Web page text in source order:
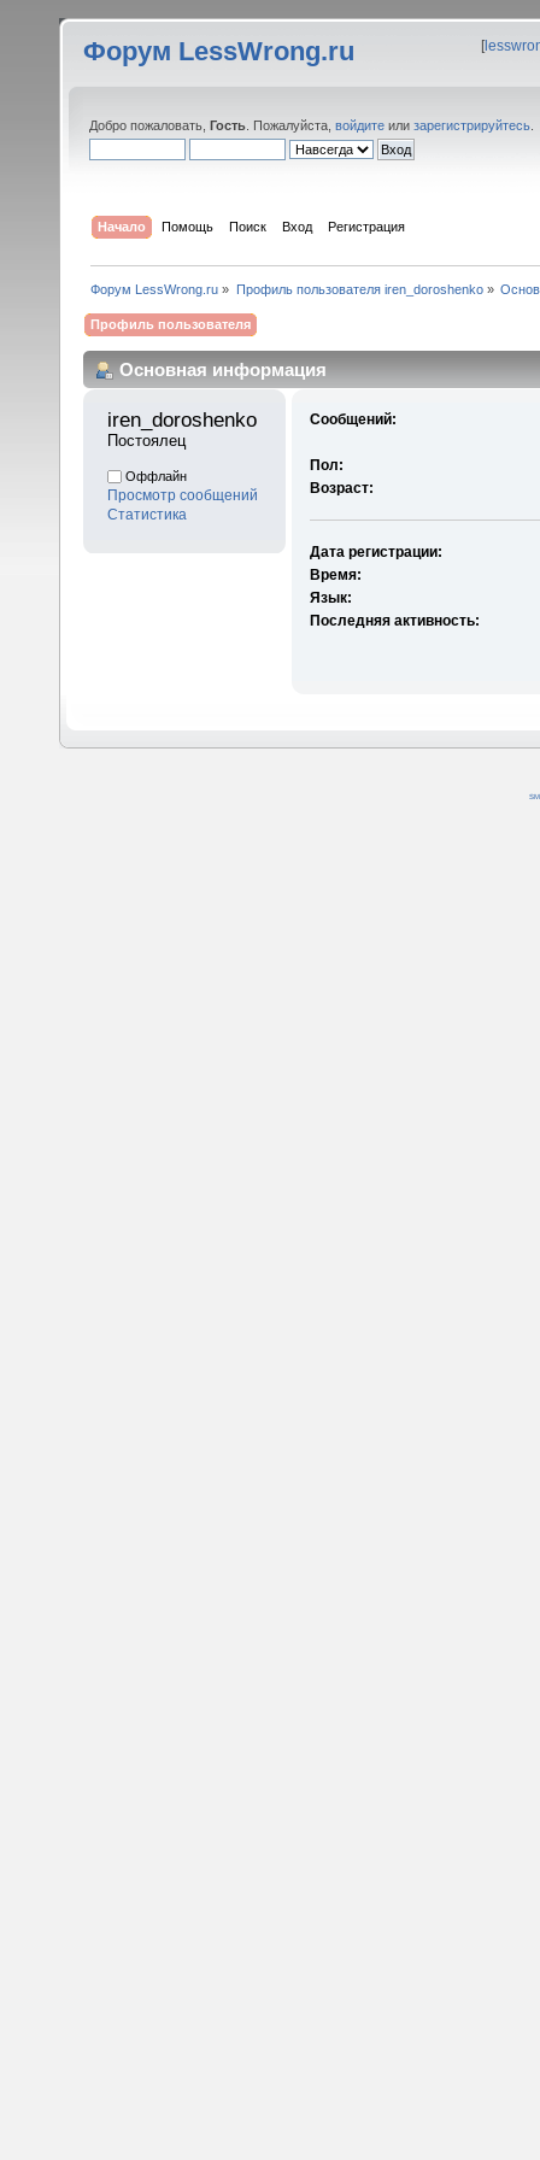
Форум LessWrong.ru [
Добро пожаловать, Гость . Пожалуйста, войдите или зарегистрируйтесь
Начало Помощь Поиск Вход Регистрация
Форум LessWrong.ru » Профиль пользователя iren_doroshenko»
Профиль пользователя
Основная информация
iren_doroshenko
Постоялец
Оффлайн
Просмотр сообщений
Статистика
Сообщений:
Пол:
Возраст:
Дата регистрации:
Время:
Язык:
Последняя активность: